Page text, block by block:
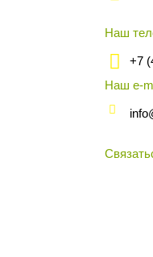
Наш
+7
Наш e-